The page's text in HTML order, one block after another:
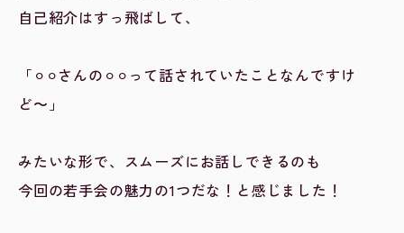
自己紹介はすっ飛ばして、
「⚪︎⚪︎さんの⚪︎⚪︎って話されていたことなんですけ
ど〜」
みたいな形で、スムーズにお話しできるのも
今回の若手会の魅力の1つだな！と感じました！